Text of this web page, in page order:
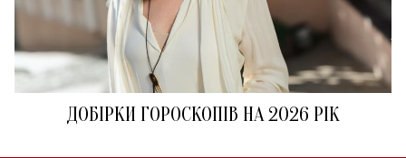
ДОБІРКИ ГОРОСКОПІВ НА 2026 РІК